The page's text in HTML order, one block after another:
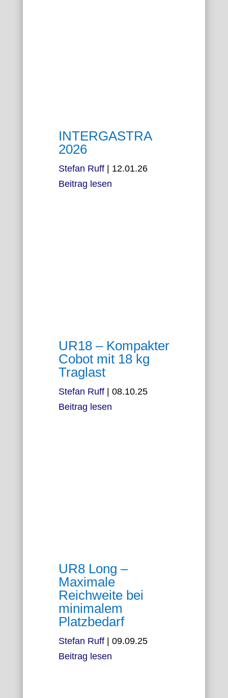
INTERGASTRA
2026
Stefan Ruff
12.01.26
Beitrag lesen
UR18 – Kompakter
Cobot mit 18 kg
Traglast
Stefan Ruff
08.10.25
Beitrag lesen
UR8 Long –
Maximale
Reichweite bei
minimalem
Platzbedarf
Stefan Ruff
09.09.25
Beitrag lesen